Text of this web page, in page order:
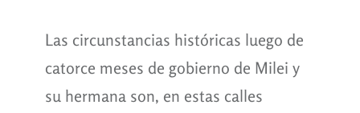
Las circunstancias históricas luego de
catorce meses de gobierno de Milei y
su hermana son, en estas calles